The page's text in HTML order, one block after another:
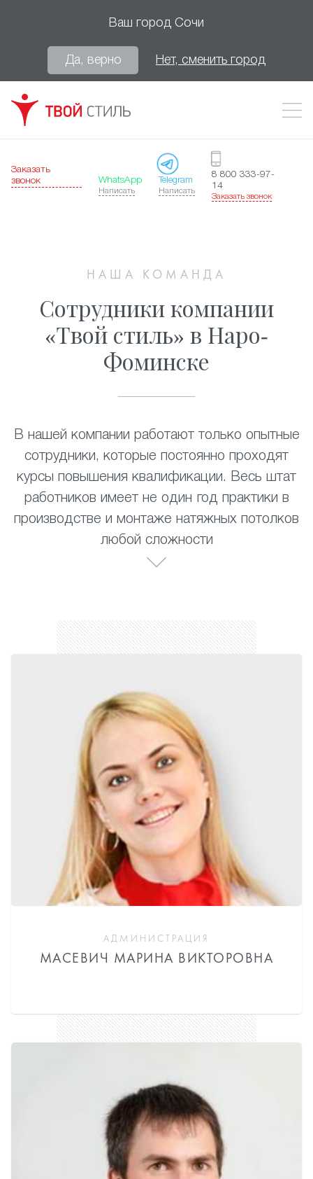
Ваш город Сочи
Да, верно Нет, сменить город
Заказать
звонок
WhatsApp
Написать
Telegram
Написать
8 800 333-97-
14
Заказать звонок
НАША КОМАНДА
Сотрудники компании
«Твой стиль» в Наро-
Фоминске
В нашей компании работают только опытные
сотрудники, которые постоянно проходят
курсы повышения квалификации. Весь штат
работников имеет не один год практики в
производстве и монтаже натяжных потолков
любой сложности
АДМИНИСТРАЦИЯ
МАСЕВИЧ МАРИНА ВИКТОРОВНА